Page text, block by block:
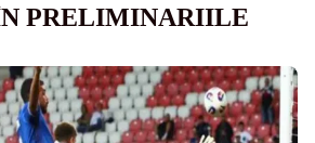
PRELIMINARIILE